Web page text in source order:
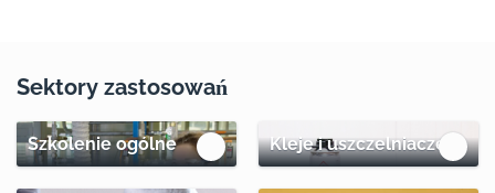
Sektory zastosowań
Szkolenie ogólne Kleje i uszczelniacze